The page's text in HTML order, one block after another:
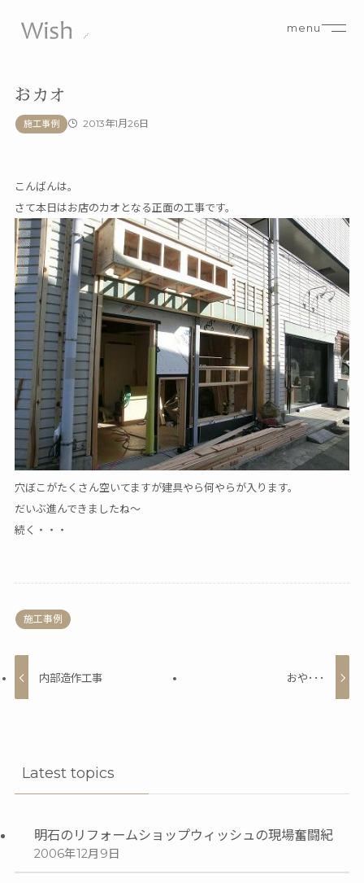
menu
おカオ
施工事例 2013年1月26日
こんばんは。
さて本日はお店のカオとなる正面の工事です。
穴ぼこがたくさん空いてますが建具やら何やらが入ります。
だいぶ進んできましたね～
続く・・・
施工事例
内部造作工事 おや･･･
Latest topics
明石のリフォームショップウィッシュの現場奮闘紀
2006年12月9日